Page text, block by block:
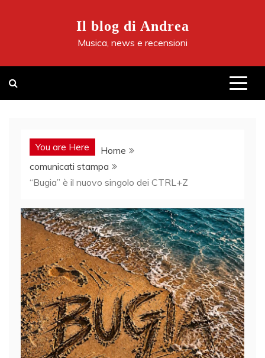
Il blog di Andrea
Musica, news e recensioni
You are Here
Home
comunicati stampa
“Bugia” è il nuovo singolo dei CTRL+Z